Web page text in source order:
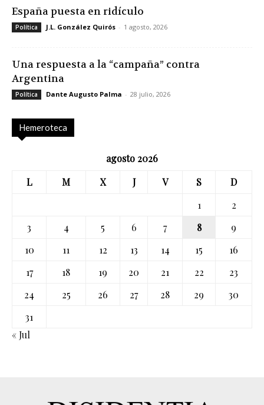
España puesta en ridículo
Política J.L. González Quirós - 1 agosto, 2026
Una respuesta a la “campaña” contra
Argentina
Política Dante Augusto Palma - 28 julio, 2026
Hemeroteca
agosto 2026
L
M X J V S
D
1
2
3
4 5 6 7 8
9
10
11 12 13 14 15
16
17
18 19 20 21 22
23
24
25 26 27 28 29
30
31
« Jul